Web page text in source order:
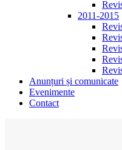
2011-2015
Anunțuri și comunicate
Evenimente
Contact